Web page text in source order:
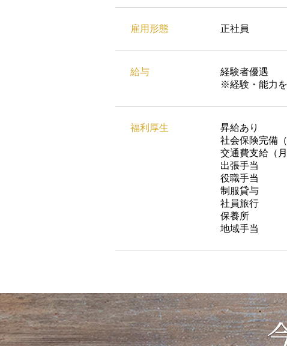
雇用形態 正社員
給与
経験者優遇
※経験・能力
福利厚生
昇給あり
社会保険完備
交通費支給（
出張手当
役職手当
制服貸与
社員旅行
保養所
地域手当